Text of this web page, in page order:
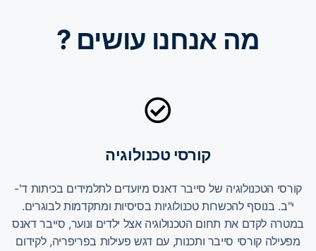
מה אנחנו עושים ?
קורסי טכנולוגיה
קורסי הטכנולוגיה של סייבר דאנס מיועדים לתלמידים בכיתות ד'-
י"ב. בנוסף להכשרות טכנולוגיות בסיסיות ומתקדמות לבוגרים.
במטרה לקדם את תחום הטכנולוגיה אצל ילדים ונוער, סייבר דאנס
מפעילה קורסי סייבר ותכנות, עם דגש פעילות בפריפריה, לקידום